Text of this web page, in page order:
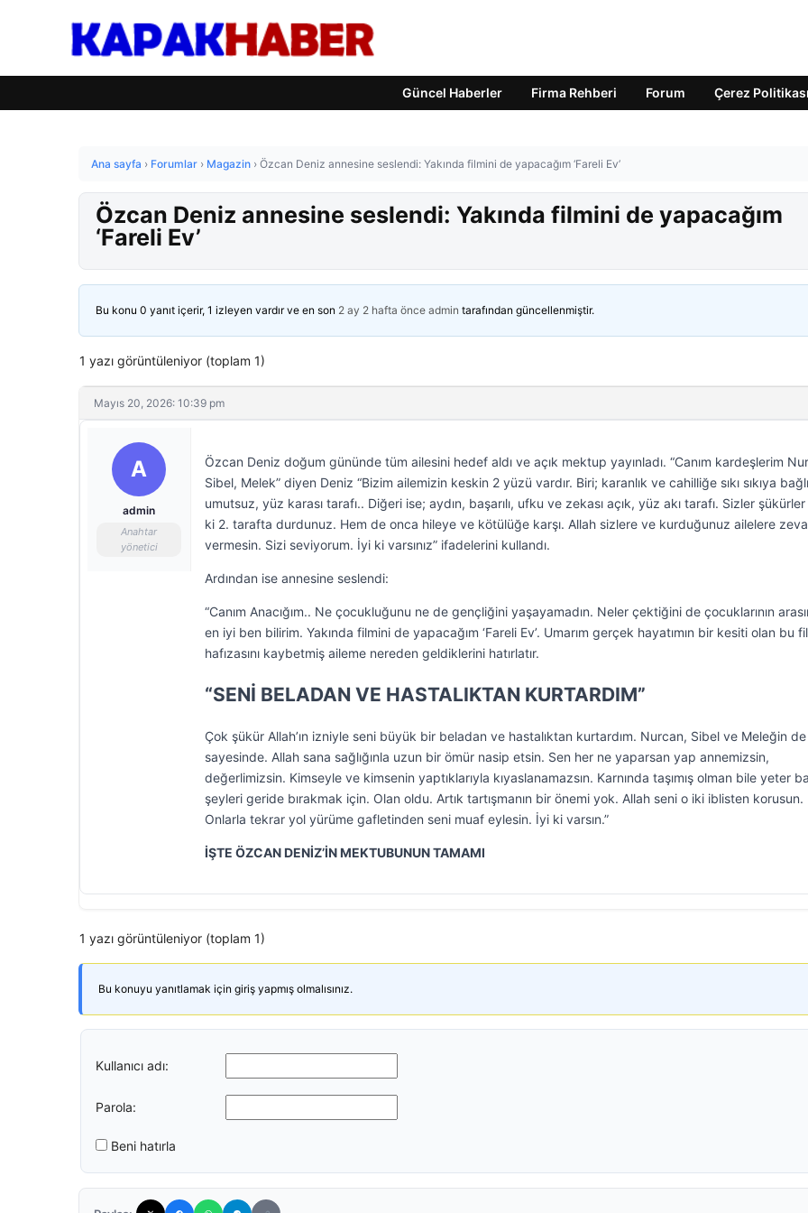
Güncel Haberler Firma Rehberi Forum Çerez Politikası
Ana sayfa › Forumlar › Magazin › Özcan Deniz annesine seslendi: Yakında filmini de yapacağım ‘Fareli Ev’
Özcan Deniz annesine seslendi: Yakında filmini de yapacağım
‘Fareli Ev’
Bu konu 0 yanıt içerir, 1 izleyen vardır ve en son 2 ay 2 hafta önce admin tarafından güncellenmiştir.
1 yazı görüntüleniyor (toplam 1)
Mayıs 20, 2026: 10:39 pm
A
admin
Anahtar
yönetici
Özcan Deniz doğum gününde tüm ailesini hedef aldı ve açık mektup yayınladı. “Canım kardeşlerim
Sibel, Melek” diyen Deniz “Bizim ailemizin keskin 2 yüzü vardır. Biri; karanlık ve cahilliğe sıkı sıkıya
umutsuz, yüz karası tarafı.. Diğeri ise; aydın, başarılı, ufku ve zekası açık, yüz akı tarafı. Sizler
ki 2. tarafta durdunuz. Hem de onca hileye ve kötülüğe karşı. Allah sizlere ve kurduğunuz ailelere
vermesin. Sizi seviyorum. İyi ki varsınız” ifadelerini kullandı.
Ardından ise annesine seslendi:
“Canım Anacığım.. Ne çocukluğunu ne de gençliğini yaşayamadın. Neler çektiğini de çocuklarının
en iyi ben bilirim. Yakında filmini de yapacağım ‘Fareli Ev’. Umarım gerçek hayatımın bir kesiti olan bu
hafızasını kaybetmiş aileme nereden geldiklerini hatırlatır.
“SENİ BELADAN VE HASTALIKTAN KURTARDIM”
Çok şükür Allah’ın izniyle seni büyük bir beladan ve hastalıktan kurtardım. Nurcan, Sibel ve Meleğin de
sayesinde. Allah sana sağlığınla uzun bir ömür nasip etsin. Sen her ne yaparsan yap annemizsin,
değerlimizsin. Kimseyle ve kimsenin yaptıklarıyla kıyaslanamazsın. Karnında taşımış olman bile yeter
şeyleri geride bırakmak için. Olan oldu. Artık tartışmanın bir önemi yok. Allah seni o iki iblisten korusun.
Onlarla tekrar yol yürüme gafletinden seni muaf eylesin. İyi ki varsın.”
İŞTE ÖZCAN DENİZ’İN MEKTUBUNUN TAMAMI
1 yazı görüntüleniyor (toplam 1)
Bu konuyu yanıtlamak için giriş yapmış olmalısınız.
Kullanıcı adı:
Parola:
Beni hatırla